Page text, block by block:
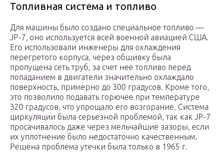
Топливная система и топливо
Для машины было создано специальное топливо —
JP-7, оно используется всей военной авиацией США.
Его использовали инженеры для охлаждения
перегретого корпуса, через обшивку была
пропущена сеть труб, за счет нее топливо перед
попаданием в двигатели значительно охлаждало
поверхность, примерно до 300 градусов. Кроме того,
это позволило подавать горючее при температуре
320 градусов, что упрощало его возгорание. Система
циркуляции была серьезной проблемой, так как JP-7
просачивалось даже через мельчайшие зазоры, если
их уплотнение было недостаточно качественным.
Решена проблема утечки была только в 1965 г.